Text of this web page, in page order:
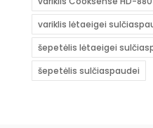
variklis lėtaeigei
šepetėlis lėtaeigei
šepetėlis sulčiaspaudei